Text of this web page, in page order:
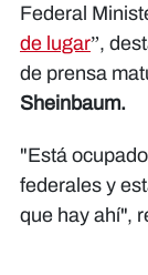
Federal
de lugar”,
de prensa
Sheinbaum.
"Está
federales y
que hay ahí",